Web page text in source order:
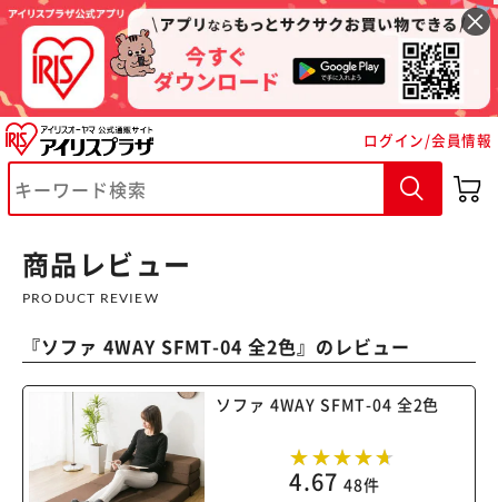
ログイン/会員情報
商品レビュー
PRODUCT REVIEW
『ソファ 4WAY SFMT-04 全2色』のレビュー
ソファ 4WAY SFMT-04 全2色
4.67 48件